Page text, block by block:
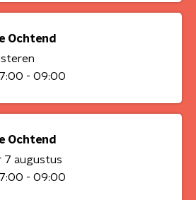
Ochtend
- 09:00
Ochtend
7 augustus
- 09:00